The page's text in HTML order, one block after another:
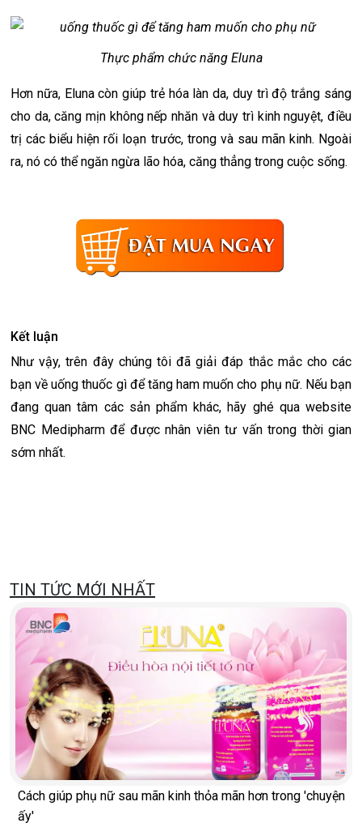
Thực phẩm chức năng Eluna
Hơn nữa, Eluna còn giúp trẻ hóa làn da, duy trì độ trắng sáng
cho da, căng mịn không nếp nhăn và duy trì kinh nguyệt, điều
trị các biểu hiện rối loạn trước, trong và sau mãn kinh. Ngoài
ra, nó có thể ngăn ngừa lão hóa, căng thẳng trong cuộc sống.
Kết luận
Như vậy, trên đây chúng tôi đã giải đáp thắc mắc cho các
bạn về uống thuốc gì để tăng ham muốn cho phụ nữ. Nếu bạn
đang quan tâm các sản phẩm khác, hãy ghé qua website
BNC Medipharm để được nhân viên tư vấn trong thời gian
sớm nhất.
TIN TỨC MỚI NHẤT
Cách giúp phụ nữ sau mãn kinh thỏa mãn hơn trong 'chuyện
ấy'